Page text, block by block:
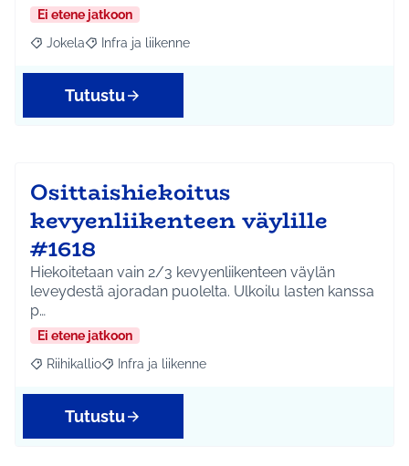
Ei etene jatkoon
Rajaa tulokset aihepiirin mukaan: Jokela
Jokela Rajaa tulokset teeman mukaan: Infra ja liikenne
Infra ja liikenne
Tutustu
Osittaishiekoitus
kevyenliikenteen väylille
#1618
Hiekoitetaan vain 2/3 kevyenliikenteen väylän
leveydestä ajoradan puolelta. Ulkoilu lasten kanssa
p…
Ei etene jatkoon
Rajaa tulokset aihepiirin mukaan: Riihikallio
Riihikallio Rajaa tulokset teeman mukaan: Infra ja liikenne
Infra ja liikenne
Tutustu